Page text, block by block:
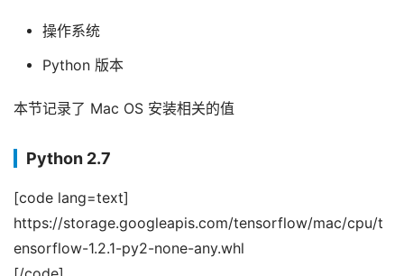
操作系统
Python 版本
本节记录了 Mac OS 安装相关的值
Python 2.7
[code lang=text]
https://storage.googleapis.com/tensorflow/mac/cpu/t
ensorflow-1.2.1-py2-none-any.whl